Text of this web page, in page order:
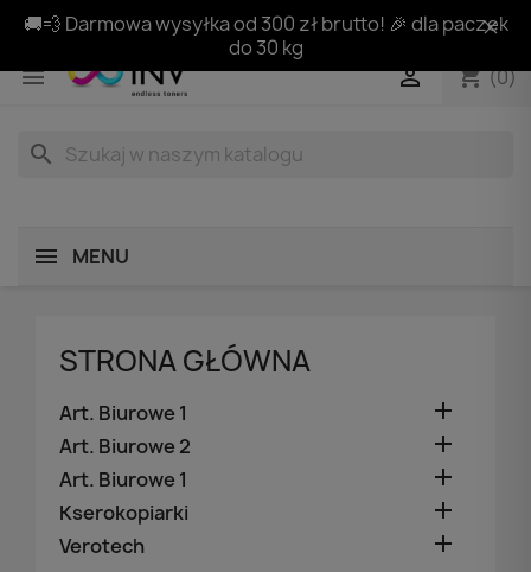
🚚💨 Darmowa wysyłka od 300 zł brutto! 🎉 dla paczek
do 30 kg
 shopping_cart(0)

search
MENU
STRONA GŁÓWNA
Art. Biurowe 1 
Art. Biurowe 2 
Art. Biurowe 1 
Kserokopiarki 
Verotech 